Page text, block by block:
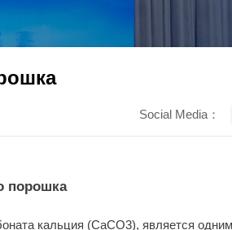
Social Media：
порошка
кальция (CaCO3), является